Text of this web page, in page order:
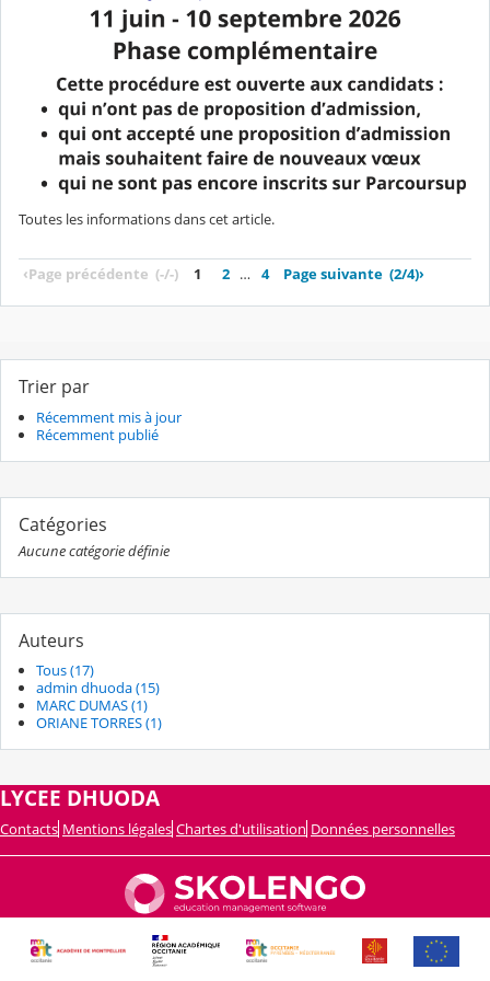
Toutes les informations dans cet article.
‹Page précédente (-/-) 1 2 … 4 Page suivante (2/4)›
Trier par
Récemment mis à jour
Récemment publié
Catégories
Aucune catégorie définie
Auteurs
Tous (17)
admin dhuoda (15)
MARC DUMAS (1)
ORIANE TORRES (1)
LYCEE DHUODA
Contacts Mentions légales Chartes d'utilisation Données personnelles